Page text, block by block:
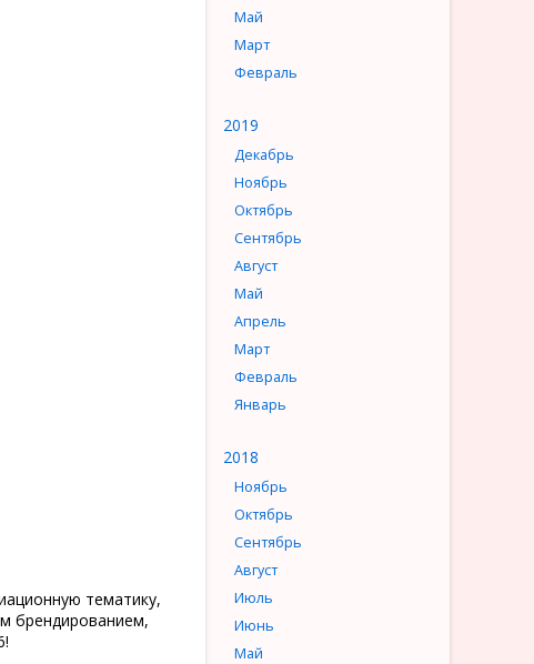
Май
Март
Февраль
2019
Декабрь
Ноябрь
Октябрь
Сентябрь
Август
Май
Апрель
Март
Февраль
Январь
2018
Ноябрь
Октябрь
Сентябрь
Август
Июль
Июнь
Май
тематику,
брендированием,